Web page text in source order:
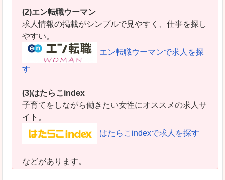
(2)エン転職ウーマン
求人情報の掲載がシンプルで見やすく、仕事を探し
やすい。
エン転職ウーマンで求人を探
す
(3)はたらこindex
子育てをしながら働きたい女性にオススメの求人サ
イト。
はたらこindexで求人を探す
などがあります。